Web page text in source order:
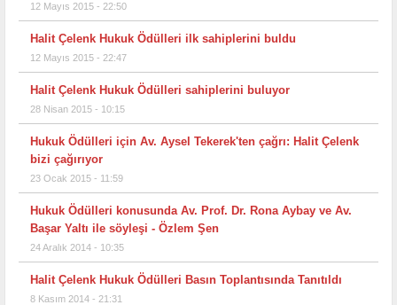
12 Mayıs 2015 - 22:50
Halit Çelenk Hukuk Ödülleri ilk sahiplerini buldu
12 Mayıs 2015 - 22:47
Halit Çelenk Hukuk Ödülleri sahiplerini buluyor
28 Nisan 2015 - 10:15
Hukuk Ödülleri için Av. Aysel Tekerek'ten çağrı: Halit Çelenk
bizi çağırıyor
23 Ocak 2015 - 11:59
Hukuk Ödülleri konusunda Av. Prof. Dr. Rona Aybay ve Av.
Başar Yaltı ile söyleşi - Özlem Şen
24 Aralık 2014 - 10:35
Halit Çelenk Hukuk Ödülleri Basın Toplantısında Tanıtıldı
8 Kasım 2014 - 21:31